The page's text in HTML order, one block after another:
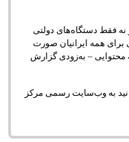
نه فقط دستگاه‌های دولتی
همه ایرانیان صورت
– به‌زودی گزارش
به وب‌سایت رسمی مرکز